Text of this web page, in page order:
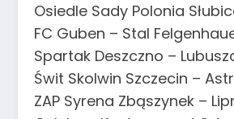
Osiedle Sady Polonia
FC Guben – Stal
Spartak Deszczno –
Świt Skolwin Szczecin –
ZAP Syrena Zbąszynek –